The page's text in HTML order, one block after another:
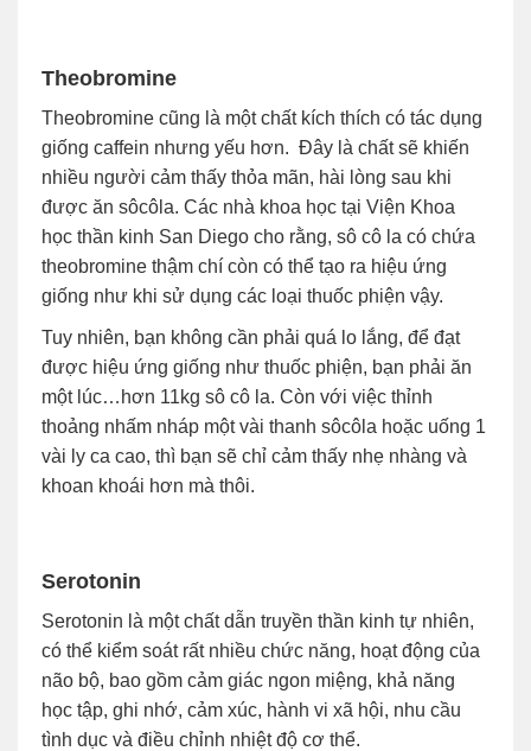
Theobromine
Theobromine cũng là một chất kích thích có tác dụng
giống caffein nhưng yếu hơn. Đây là chất sẽ khiến
nhiều người cảm thấy thỏa mãn, hài lòng sau khi
được ăn sôcôla. Các nhà khoa học tại Viện Khoa
học thần kinh San Diego cho rằng, sô cô la có chứa
theobromine thậm chí còn có thể tạo ra hiệu ứng
giống như khi sử dụng các loại thuốc phiện vậy.
Tuy nhiên, bạn không cần phải quá lo lắng, để đạt
được hiệu ứng giống như thuốc phiện, bạn phải ăn
một lúc…hơn 11kg sô cô la. Còn với việc thỉnh
thoảng nhấm nháp một vài thanh sôcôla hoặc uống 1
vài ly ca cao, thì bạn sẽ chỉ cảm thấy nhẹ nhàng và
khoan khoái hơn mà thôi.
Serotonin
Serotonin là một chất dẫn truyền thần kinh tự nhiên,
có thể kiểm soát rất nhiều chức năng, hoạt động của
não bộ, bao gồm cảm giác ngon miệng, khả năng
học tập, ghi nhớ, cảm xúc, hành vi xã hội, nhu cầu
tình dục và điều chỉnh nhiệt độ cơ thể.